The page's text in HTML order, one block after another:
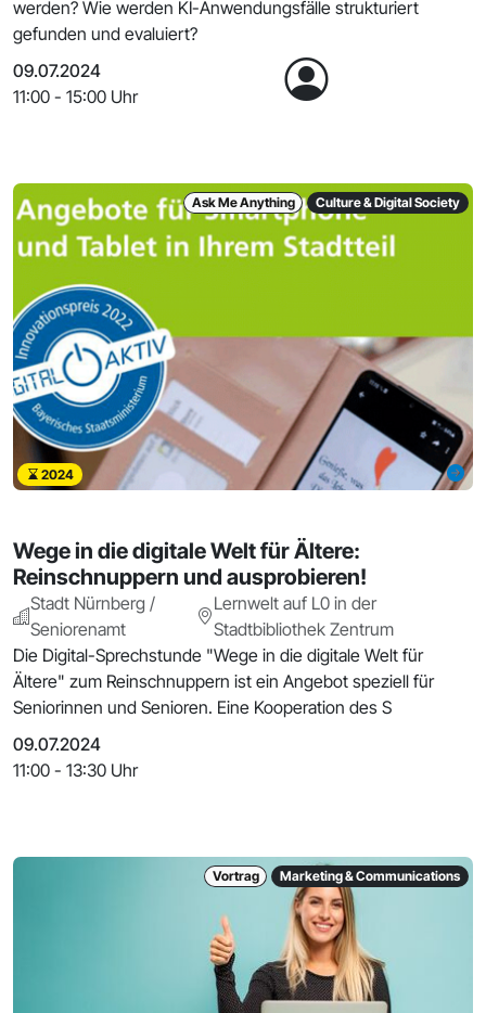
werden? Wie werden KI-Anwendungsfälle strukturiert
gefunden und evaluiert?
09.07.2024
11:00 - 15:00 Uhr
Ask Me Anything Culture & Digital Society
2024
Wege in die digitale Welt für Ältere:
Reinschnuppern und ausprobieren!
Stadt Nürnberg /
Seniorenamt
Lernwelt auf L0 in der
Stadtbibliothek Zentrum
Die Digital-Sprechstunde "Wege in die digitale Welt für
Ältere" zum Reinschnuppern ist ein Angebot speziell für
Seniorinnen und Senioren. Eine Kooperation des S
09.07.2024
11:00 - 13:30 Uhr
Vortrag Marketing & Communications